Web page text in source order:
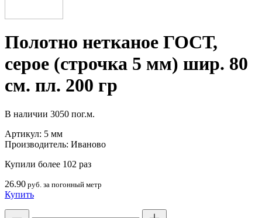
Полотно нетканое ГОСТ,
серое (строчка 5 мм) шир. 80
см. пл. 200 гр
В наличии 3050 пог.м.
Артикул: 5 мм
Производитель: Иваново
Купили более 102 раз
26.90 руб. за погонный метр
Купить